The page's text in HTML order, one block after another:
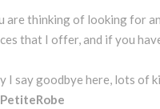
are thinking of looking for
that I offer, and if you
I say goodbye here, lots of